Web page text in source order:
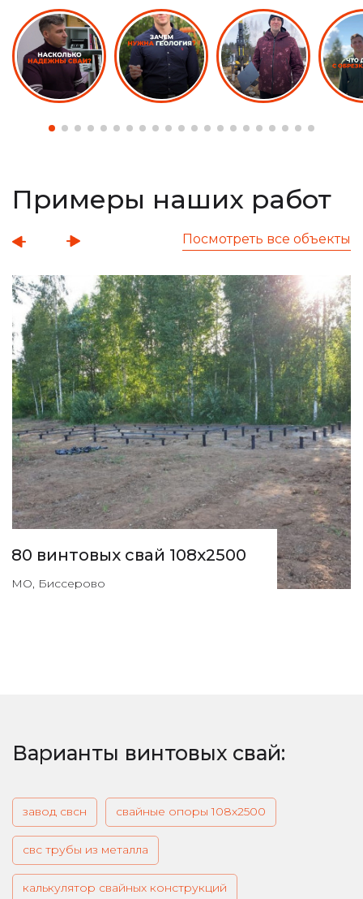
Примеры наших работ
Посмотреть все объекты
80 винтовых свай 108х2500
МО, Биссерово
Варианты винтовых свай:
завод свсн свайные опоры 108х2500
свс трубы из металла
калькулятор свайных конструкций